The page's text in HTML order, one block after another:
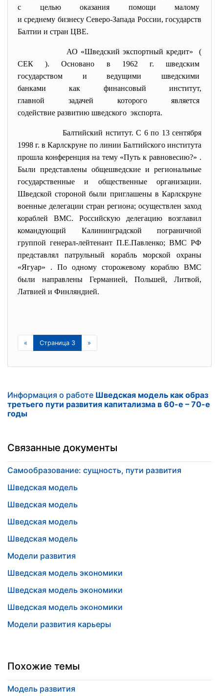
с целью оказания помощи малому
и среднему бизнесу Северо-Запада России, государств
Балтии и стран ЦВЕ.
АО «Шведский экспортныйкредит» (
СЕК ). Основано в 1962 г. шведским
государством и ведущими шведскими
банками как финансовый институт,
главной задачей которого является
содействие развитию шведского экспорта.
Балтийский нститут. С 6 по 13 сентября
1998 г. в Карлскруне по линии Балтийского института
прошла конференция на тему «Путь к равновесию?» .
Были представлены общешведские и региональные
государственные и общественные организации.
Шведской стороной были приглашены в Карлскруне
военные делегации стран региона; осуществлен заход
кораблей ВМС. Российскую делегацию возглавил
командующий Калининградской пограничной
группой генерал-лейтенант П.Е.Павленко; ВМС РФ
представлял патрульный корабль морской охраны
«Ягуар» . По одному сторожевому кораблю ВМС
были направлены Германией, Польшей, Литвой,
Латвией и Финляндией.
« Страница 3 »
Информация о работе Шведская модель как образ
третьего пути развития капитализма в 60-е – 70-е
годы
Связанные документы
Самообразование: сущность, пути развития
Шведская модель
Шведская модель
Шведская модель
Шведская модель
Модели развития
Шведская модель экономики
Шведская модель экономики
Шведская модель экономики
Модели развития карьеры
Похожие темы
Модель развития